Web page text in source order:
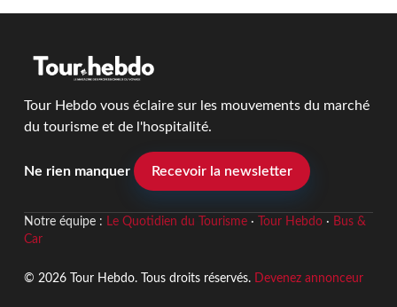
Tour Hebdo vous éclaire sur les mouvements du marché
du tourisme et de l'hospitalité.
Ne rien manquer Recevoir la newsletter
Notre équipe : Le Quotidien du Tourisme· Tour Hebdo· Bus &
Car
© 2026 Tour Hebdo. Tous droits réservés. Devenez annonceur